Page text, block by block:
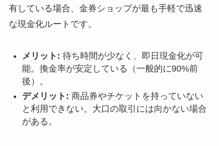
有している場合、金券ショップが最も手軽で迅速
な現金化ルートです。
メリット: 待ち時間が少なく、即日現金化が可
能。換金率が安定している（一般的に90%前
後）。
デメリット: 商品券やチケットを持っていない
と利用できない。大口の取引には向かない場合
がある。